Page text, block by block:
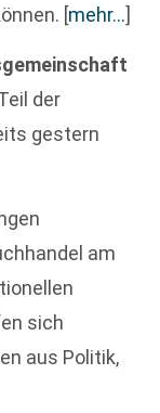
[mehr…]
der
gestern
am
sich
aus Politik,